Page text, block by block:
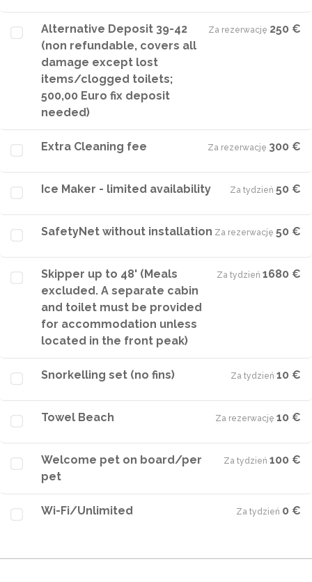
Alternative Deposit 39-42
(non refundable, covers all
damage except lost
items/clogged toilets;
500,00 Euro fix deposit
needed)
Za rezerwację·250 €
Extra Cleaning fee Za rezerwację·300 €
Ice Maker - limited availability Za tydzień·50 €
SafetyNet without installation Za rezerwację·50 €
Skipper up to 48' (Meals
excluded. A separate cabin
and toilet must be provided
for accommodation unless
located in the front peak)
Za tydzień·1680 €
Snorkelling set (no fins) Za tydzień·10 €
Towel Beach Za rezerwację·10 €
Welcome pet on board/per
pet
Za tydzień·100 €
Wi-Fi/Unlimited Za tydzień·0 €